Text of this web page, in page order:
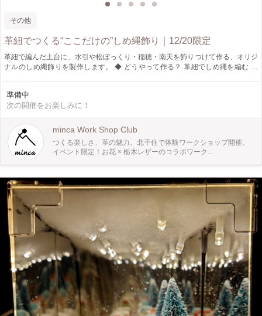
その他
革紐でつくる“ここだけの”しめ縄飾り｜12/20限定
革紐で編んだ土台に、水引や松ぼっくり・稲穂・南天を飾りつけて作る、オリジ
ナルのしめ縄飾りを製作します。 ◆ どうやって作る？ 革紐でしめ縄を編む →
しいしめ縄デザイン ・約15cm前後 ・そのままお部屋飾りとして使える丈夫な作
り ◆ ここがおすすめ！ ・栃木レザーの革紐を使った他では作れない特別なしめ
しめ縄をイチから編む体験はめずらしく、達成感たっぷり ◆ どんな人向け？ ・
初めての手作りでも安心して挑戦したい人 ・自分だけのしめ縄を作って飾りた
い人 ・和モダン・ナチュラルなインテリアが好きな人 ・お子様連れ、ものづく
り初心者もOK！
準備中
次の開催をお楽しみに！
minca Work Shop Club
つくる楽しさ、革の魅力。北千住で体験ワークショップ開催。
イベント限定！お花 × 栃木レザーのコラボワーク...